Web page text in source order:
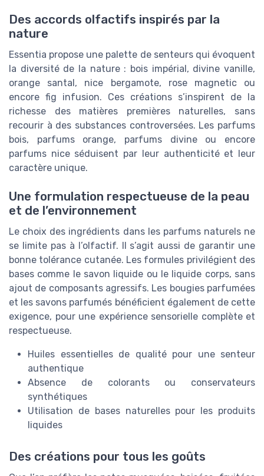
Des accords olfactifs inspirés par la
nature
Essentia propose une palette de senteurs qui évoquent
la diversité de la nature : bois impérial, divine vanille,
orange santal, nice bergamote, rose magnetic ou
encore fig infusion. Ces créations s’inspirent de la
richesse des matières premières naturelles, sans
recourir à des substances controversées. Les parfums
bois, parfums orange, parfums divine ou encore
parfums nice séduisent par leur authenticité et leur
caractère unique.
Une formulation respectueuse de la peau
et de l’environnement
Le choix des ingrédients dans les parfums naturels ne
se limite pas à l’olfactif. Il s’agit aussi de garantir une
bonne tolérance cutanée. Les formules privilégient des
bases comme le savon liquide ou le liquide corps, sans
ajout de composants agressifs. Les bougies parfumées
et les savons parfumés bénéficient également de cette
exigence, pour une expérience sensorielle complète et
respectueuse.
Huiles essentielles de qualité pour une senteur
authentique
Absence de colorants ou conservateurs
synthétiques
Utilisation de bases naturelles pour les produits
liquides
Des créations pour tous les goûts